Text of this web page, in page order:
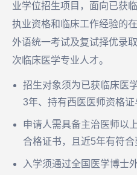
业学位招生项目，面向已获
执业资格和临床工作经验的
外语统一考试及复试择优录
次临床医学专业人才。
招生对象须为已获临床医
3年、持有西医医师资格证
申请人需具备主治医师以
合格证书，且近5年有符合
入学须通过全国医学博士